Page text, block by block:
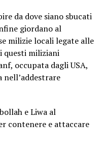
da dove siano sbucati
giordano al
milizie locali legate alle
questi miliziani
occupata dagli USA,
e Liwa al
contenere e attaccare